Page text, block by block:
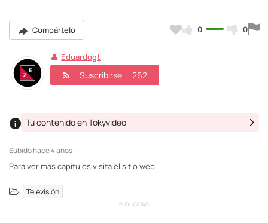
Compártelo 0 0
Eduardogt
Suscribirse 262
Subidohace 4 años ·
Tu contenido en Tokyvideo
Para ver más capítulos visita el sitio web
Televisión
PUBLICIDAD